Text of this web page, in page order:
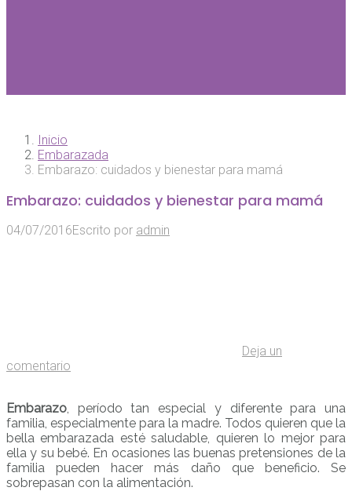
Inicio
Embarazada
Embarazo: cuidados y bienestar para mamá
Embarazo: cuidados y bienestar para mamá
04/07/2016Escrito por admin
Deja un
comentario
Embarazo,
período tan especial y diferente para una
familia, especialmente para la madre. Todos quieren que la
bella embarazada esté saludable, quieren lo mejor para
ella y su bebé. En ocasiones las buenas pretensiones de la
familia pueden hacer más daño que beneficio. Se
sobrepasan con la alimentación.